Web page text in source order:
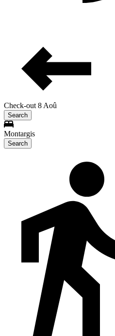
Check-out 8 Aoû
Search
Montargis
Search